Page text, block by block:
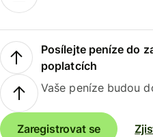
Posílejte peníze do
poplatcích
Vaše peníze budou
Zaregistrovat se